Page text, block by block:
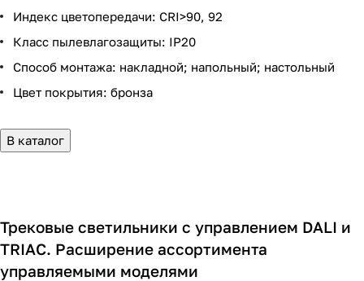
Индекс цветопередачи: CRI>90, 92
Класс пылевлагозащиты: IP20
Способ монтажа: накладной; напольный; настольный
Цвет покрытия: бронза
В каталог
Трековые светильники с управлением DALI и
TRIAC. Расширение ассортимента
управляемыми моделями